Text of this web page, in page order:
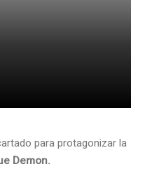
para protagonizar la
Demon.